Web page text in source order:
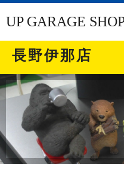
UP GARAGE
長野伊那店